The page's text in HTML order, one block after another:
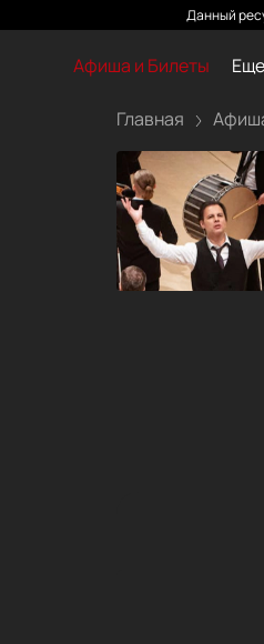
Данный
Афиша и Билеты Еще
Главная